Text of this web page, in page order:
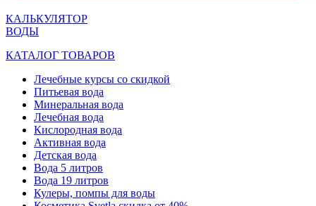
КАЛЬКУЛЯТОР
ВОДЫ
КАТАЛОГ ТОВАРОВ
Лечебные курсы со скидкой
Питьевая вода
Минеральная вода
Лечебная вода
Кислородная вода
Активная вода
Детская вода
Вода 5 литров
Вода 19 литров
Кулеры, помпы для воды